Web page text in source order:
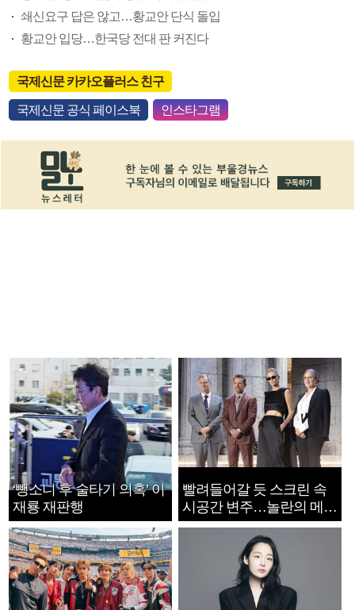
쇄신요구 답은 않고…황교안 단식 돌입
황교안 입당…한국당 전대 판 커진다
국제신문 카카오플러스 친구
국제신문 공식 페이스북 인스타그램
‘뺑소니 후 술타기 의혹’ 이
재룡 재판행
빨려들어갈 듯 스크린 속
시공간 변주…놀란의 메시
지는 ‘전쟁 속죄’